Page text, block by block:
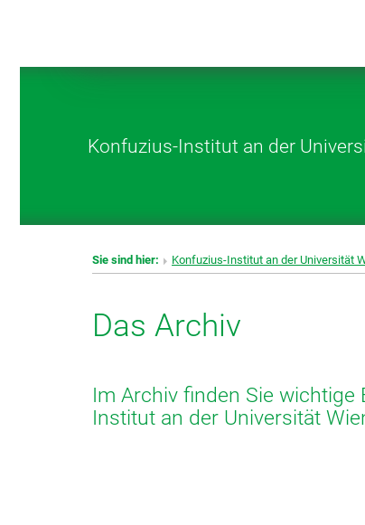
Konfuzius-Institut an der
Sie sind hier: Konfuzius-Institut an der Universität
Das Archiv
Im Archiv finden Sie
Institut an der Universität